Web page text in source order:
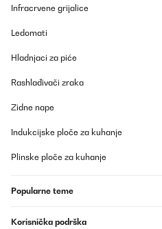
I’ve been using the fridge for
but nothing to complain about.
Prevedi
sich riesig gefreut. Einziges
Infracrvene grijalice
Ledomati
Hladnjaci za piće
Rashlađivači zraka
Zidne nape
Indukcijske ploče za kuhanje
Plinske ploče za kuhanje
Popularne teme
Korisnička podrška